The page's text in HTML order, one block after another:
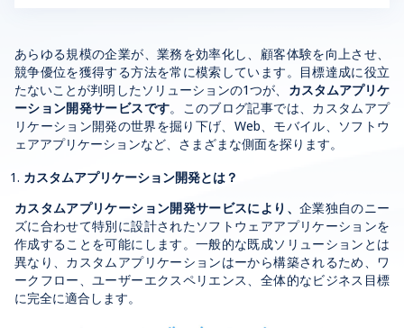
あらゆる規模の企業が、業務を効率化し、顧客体験を向上させ、
競争優位を獲得する方法を常に模索しています。目標達成に役立
たないことが判明したソリューションの1つが、 カスタムアプリケ
ーション開発サービスです。このブログ記事では、カスタムアプ
リケーション開発の世界を掘り下げ、Web、モバイル、ソフトウ
ェアアプリケーションなど、さまざまな側面を探ります。
カスタムアプリケーション開発とは？
カスタムアプリケーション開発サービスにより、 企業独自のニー
ズに合わせて特別に設計されたソフトウェアアプリケーションを
作成することを可能にします。一般的な既成ソリューションとは
異なり、カスタムアプリケーションはーから構築されるため、ワ
ークフロー、ユーザーエクスペリエンス、全体的なビジネス目標
に完全に適合します。